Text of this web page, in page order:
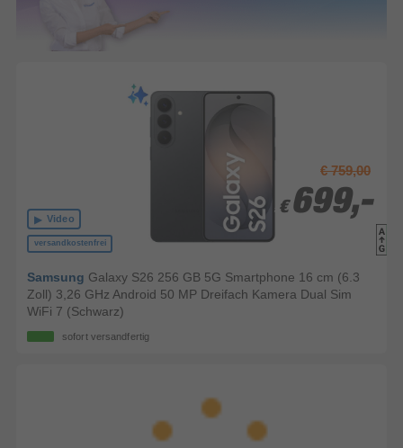
versandkostenfrei
Video
€ 759,00
€ 699,-
€ 699,-
Samsung Galaxy S26 256 GB 5G Smartphone 16 cm (6.3
Zoll) 3,26 GHz Android 50 MP Dreifach Kamera Dual Sim
WiFi 7 (Schwarz)
sofort versandfertig